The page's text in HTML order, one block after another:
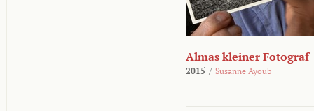
Almas kleiner Fotograf
2015 / Susanne Ayoub